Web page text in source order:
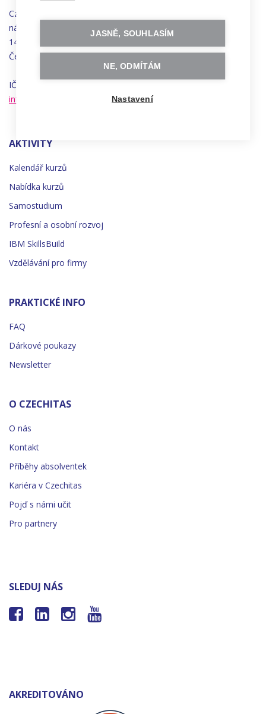
Czechitas, z.ú.
náměstí
Synků 1748/17
140 00 Praha 4 - Nusle
Česká republika
IČO 22834958 | DIČ CZ22834958
info@czechitas.cz
AKTIVITY
Kalendář kurzů
Nabídka kurzů
Samostudium
Profesní a osobní rozvoj
IBM SkillsBuild
Vzdělávání pro firmy
PRAKTICKÉ INFO
FAQ
Dárkové poukazy
Newsletter
O CZECHITAS
O nás
Kontakt
Příběhy absolventek
Kariéra v Czechitas
Pojď s námi učit
Pro partnery
SLEDUJ NÁS
   
AKREDITOVÁNO
JASNĚ, SOUHLASÍM
NE, ODMÍTÁM
Nastavení